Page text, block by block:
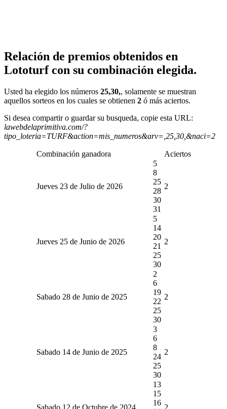
Relación de premios obtenidos en
Lototurf con su combinación elegida.
Usted ha elegido los números 25,30,, solamente se muestran
aquellos sorteos en los cuales se obtienen 2 ó más aciertos.
Si desea compartir o guardar su busqueda, copie esta URL:
lawebdelaprimitiva.com/?
tipo_loteria=TURF&action=mis_numeros&arv=,25,30,&naci=2
Combinación ganadora Aciertos
Jueves 23 de Julio de 2026
5
8
25
28
30
31
2
Jueves 25 de Junio de 2026
5
14
20
21
25
30
2
Sabado 28 de Junio de 2025
2
6
19
22
25
30
2
Sabado 14 de Junio de 2025
3
6
8
24
25
30
2
Sabado 12 de Octubre de 2024
13
15
16
2